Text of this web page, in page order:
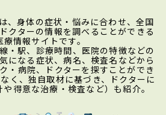
、身体の症状・悩みに合わせ、全国
クターの情報を調べることができる
情報サイトです。
・駅、診療時間、医院の特徴などの
になる症状、病名、検査名などから
・病院、ドクターを探すことができ
く、独自取材に基づき、ドクターに
得意な治療・検査など）も紹介。